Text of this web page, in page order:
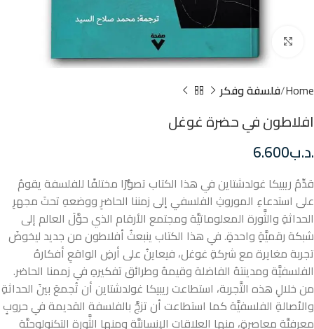
Home فلسفة وفكر
افلاطون في حضرة غوغل
.د.ب6.600
قدِّمُ ريبيكا غولدشتاين في هذا الكتاب تصوُّرًا مختلفًا للفلسفة يقومُ
على استدعاءِ الموروثِ الفلسفي إلى زمننا الحاضرِ ووضعهِ تحتَ مجهرِ
الحداثةِ والثَّورة المعلوماتيَّة ومجتمع الأرقام الذي حوَّلَ العالم إلى
شبكة رقميَّةٍ واحدةٍ. في هذا الكتاب ينبعثُ أفلاطون من جديد ليخوضَ
تجربة مغايرة مع شركةِ غوغل، فيعاينُ على أرضِ الواقعِ أفكارهُ
الفلسفيَّة ومدينتهُ الفاضلة وقيمهُ وطرائق تفكيرهِ في زممنا الحاضر.
من خلالِ هذه التَّجربة، استطاعت ريبيكا غولدشتاين أن تُجمعَ بينَ الحداثةِ
والأصالةِ الفلسفيَّة كما استطاعت أن تزجَّ بالفلسفة القديمة في حروبٍ
معرفيَّة معاصرةٍ، منها العلاقات الإنسانيَّة ومنها الثَّورة التكنولوجيَّة